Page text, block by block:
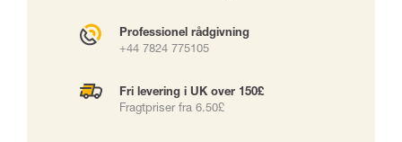
Professionel rådgivning
+44 7824 775105
Fri levering i UK over 150£
Fragtpriser fra 6.50£